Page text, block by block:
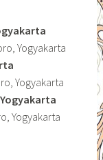
Yogyakarta
Yogyakarta
Yogyakarta